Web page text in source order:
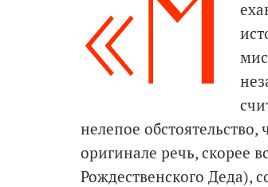
«М
нелепое
оригинале речь, скорее
Рождественского Деда),